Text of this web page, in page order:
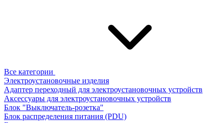
Все категории
Электроустановочные изделия
Адаптер переходный для электроустановочных устройств
Аксессуары для электроустановочных устройств
Блок "Выключатель-розетка"
Блок распределения питания (PDU)